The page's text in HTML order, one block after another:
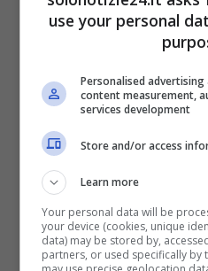
Test-Tipiu-solonotizie24
Leggi anche ->Il
Principessa
irriconoscibile,
per la
confessione
use your personal
Personalised
content measurement,
services development
Store and/or access
Learn more
Your personal data will be
your device (cookies, unique
data) may be stored by,
partners, or used specifically by